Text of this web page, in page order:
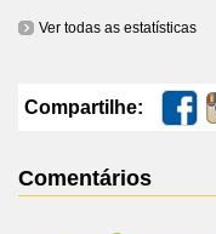
Ver todas as estatísticas
Compartilhe:
Comentários